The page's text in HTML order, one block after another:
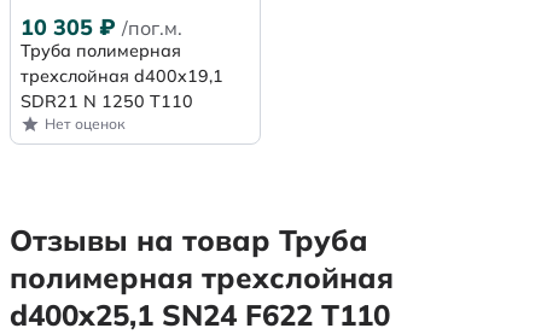
10 305 ₽ /пог.м.
Труба полимерная
трехслойная d400x19,1
SDR21 N 1250 Т110
Нет оценок
Отзывы на товар Труба
полимерная трехслойная
d400х25,1 SN24 F622 Т110